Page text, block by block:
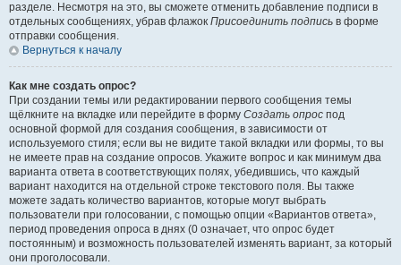
разделе. Несмотря на это, вы сможете отменить добавление подписи в
отдельных сообщениях, убрав флажок Присоединить подпись в форме
отправки сообщения.
Вернуться к началу
Как мне создать опрос?
При создании темы или редактировании первого сообщения темы
щёлкните на вкладке или перейдите в форму Создать опрос под
основной формой для создания сообщения, в зависимости от
используемого стиля; если вы не видите такой вкладки или формы, то вы
не имеете прав на создание опросов. Укажите вопрос и как минимум два
варианта ответа в соответствующих полях, убедившись, что каждый
вариант находится на отдельной строке текстового поля. Вы также
можете задать количество вариантов, которые могут выбрать
пользователи при голосовании, с помощью опции «Вариантов ответа»,
период проведения опроса в днях (0 означает, что опрос будет
постоянным) и возможность пользователей изменять вариант, за который
они проголосовали.